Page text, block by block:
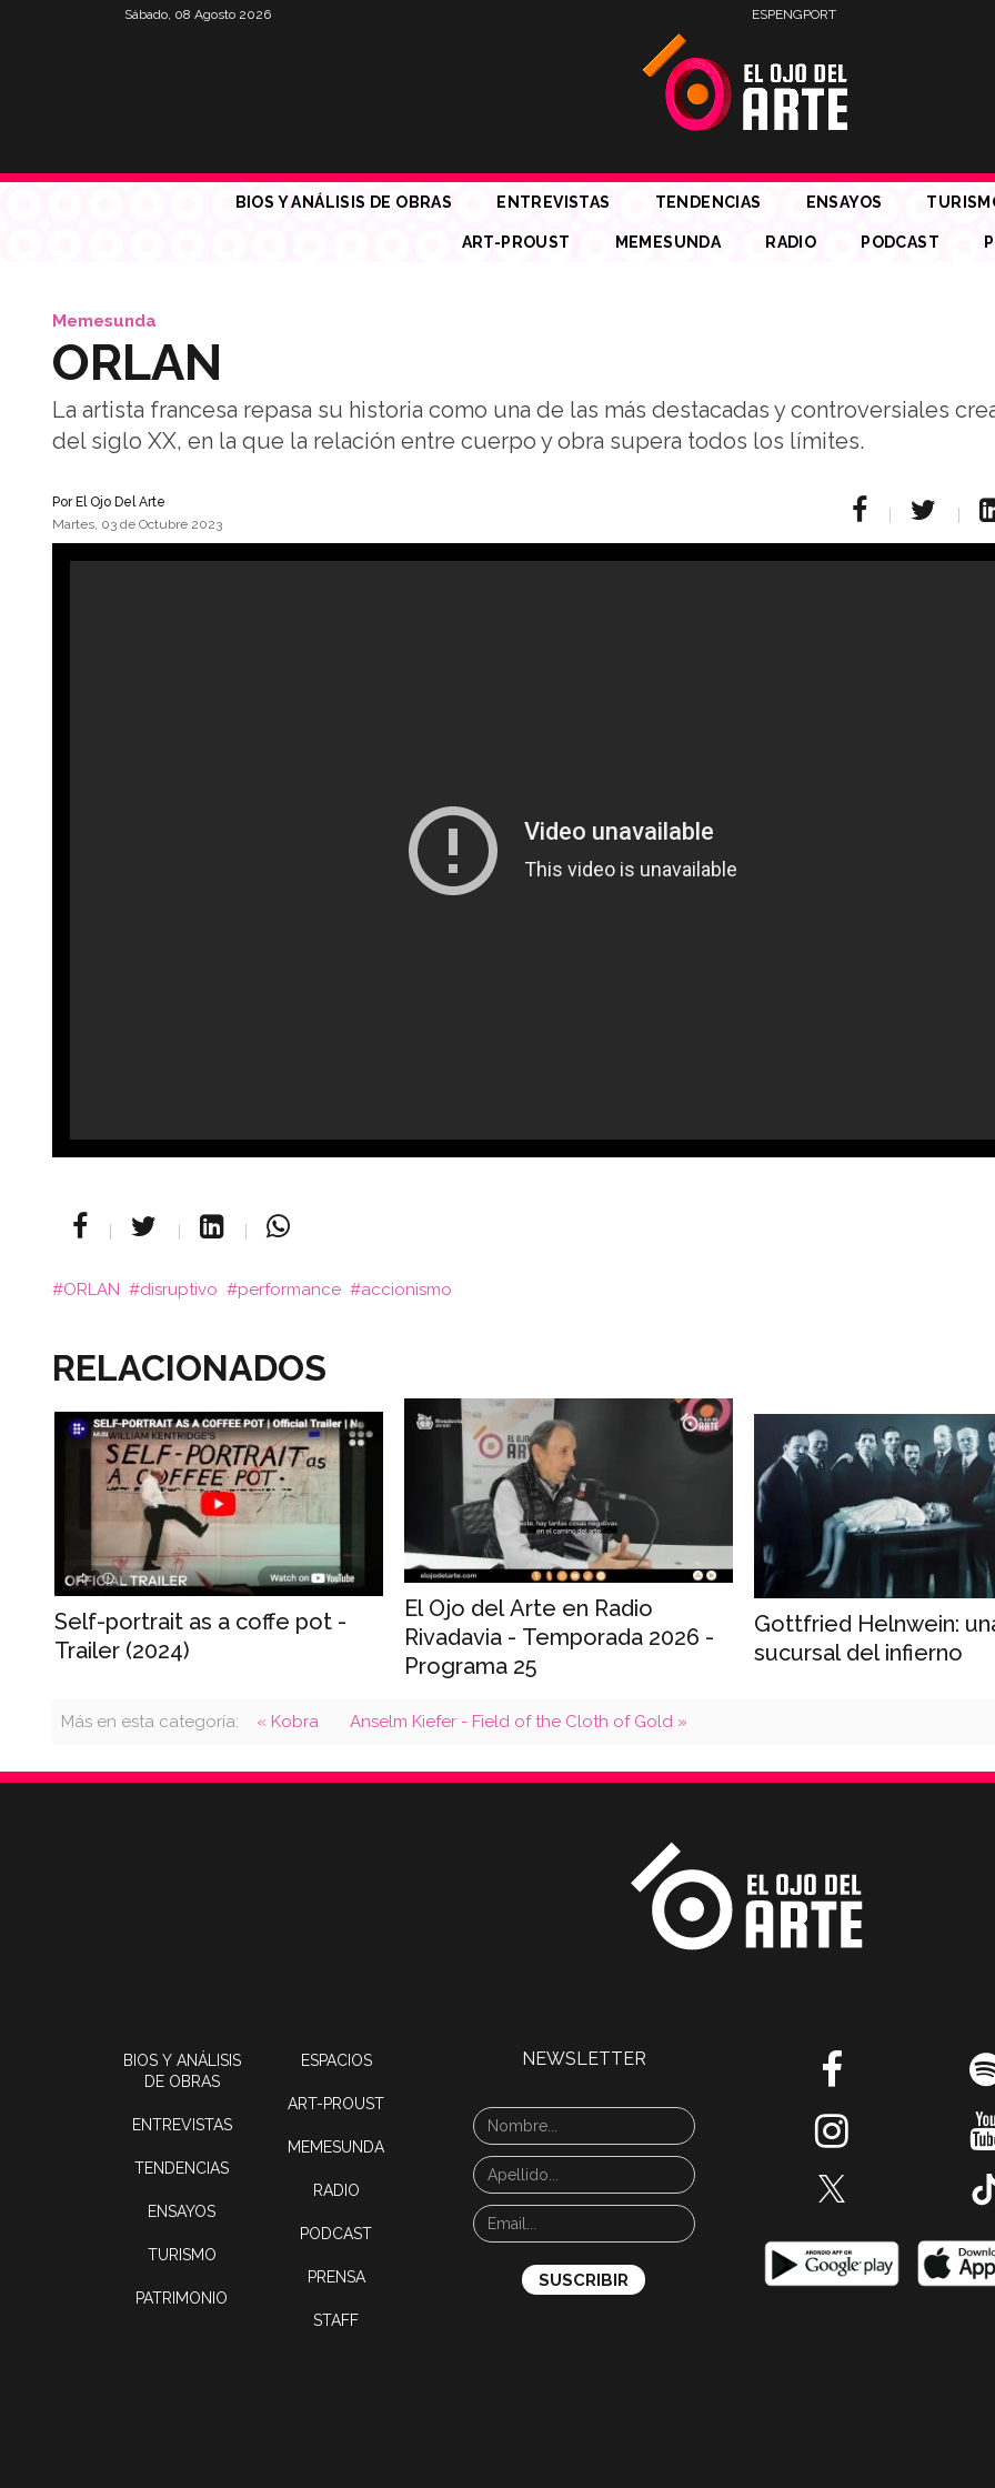
Sábado, 08 Agosto 2026 ESPENGPORT
BIOS Y ANÁLISIS DE OBRAS ENTREVISTAS TENDENCIAS ENSAYOS
ART-PROUST MEMESUNDA RADIO PODCAST
Memesunda
ORLAN
La artista francesa repasa su historia como una de las más destacadas y controversiales
del siglo XX, en la que la relación entre cuerpo y obra supera todos los límites.
PorEl Ojo Del Arte
Martes, 03 de Octubre 2023
ORLAN disruptivo performance accionismo
RELACIONADOS
Self-portrait as a coffe pot -
Trailer (2024)
El Ojo del Arte en Radio
Rivadavia - Temporada 2026 -
Programa 25
Gottfried Helnwein:
sucursal del infierno
Más en esta categoría: « Kobra Anselm Kiefer - Field of the Cloth of Gold »
BIOS Y ANÁLISIS
DE OBRAS
ENTREVISTAS
TENDENCIAS
ENSAYOS
TURISMO
PATRIMONIO
ESPACIOS
ART-PROUST
MEMESUNDA
RADIO
PODCAST
PRENSA
STAFF
NEWSLETTER